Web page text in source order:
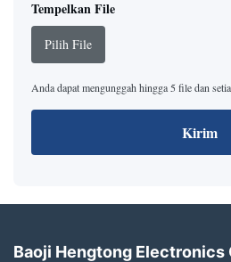
Tempelkan File
Pilih File
Anda dapat mengunggah hingga 5 file dan
Kirim
Baoji Hengtong Electronics